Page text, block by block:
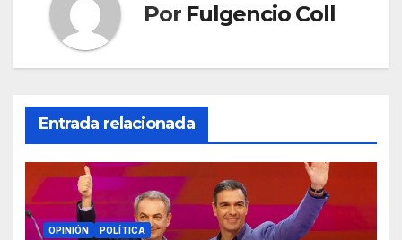
Por Fulgencio Coll
Entrada relacionada
OPINIÓN POLÍTICA